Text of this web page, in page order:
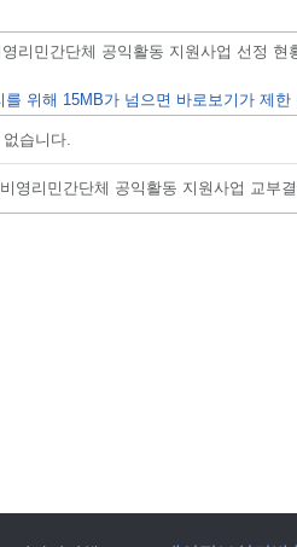
리민간단체 공익활동 지원사업 선정
위해 15MB가 넘으면 바로보기가 제한
습니다.
영리민간단체 공익활동 지원사업 교부